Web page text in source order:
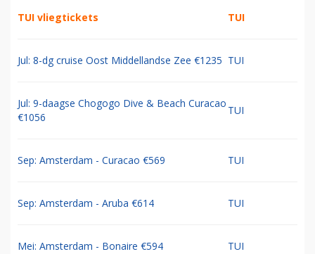
TUI vliegtickets TUI
Jul: 8-dg cruise Oost Middellandse Zee €1235 TUI
Jul: 9-daagse Chogogo Dive & Beach Curacao
€1056
TUI
Sep: Amsterdam - Curacao €569 TUI
Sep: Amsterdam - Aruba €614 TUI
Mei: Amsterdam - Bonaire €594 TUI